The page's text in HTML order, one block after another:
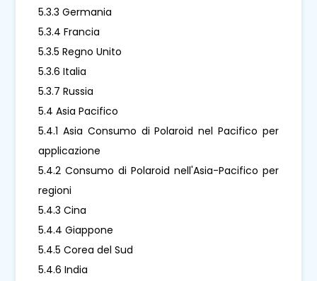
5.3.3 Germania
5.3.4 Francia
5.3.5 Regno Unito
5.3.6 Italia
5.3.7 Russia
5.4 Asia Pacifico
5.4.1 Asia Consumo di Polaroid nel Pacifico per
applicazione
5.4.2 Consumo di Polaroid nell'Asia-Pacifico per
regioni
5.4.3 Cina
5.4.4 Giappone
5.4.5 Corea del Sud
5.4.6 India